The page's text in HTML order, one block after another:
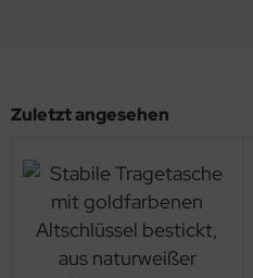
Zuletzt angesehen